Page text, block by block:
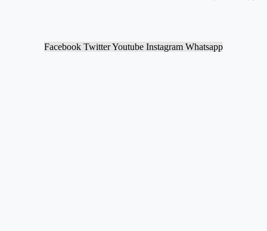
Facebook TwitterYoutube Instagram Whatsapp